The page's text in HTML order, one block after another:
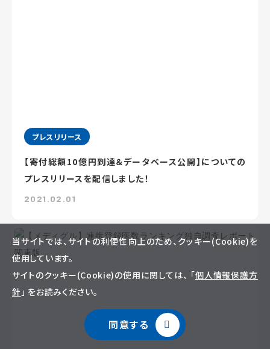
プレスリリース
【寄付総額10億円到達＆データベース公開】についての
プレスリリースを配信しました！
2021.02.01
当サイトでは、サイトの利便性向上のため、クッキー(Cookie)を
使用しています。
サイトのクッキー(Cookie)の使用に関しては、 「個人情報保護方
針」 をお読みください。
同意する